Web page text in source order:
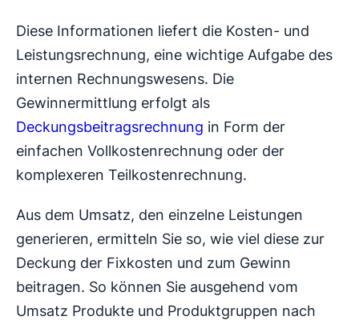
Diese Informationen liefert die Kosten- und
Leistungsrechnung, eine wichtige Aufgabe des
internen Rechnungswesens. Die
Gewinnermittlung erfolgt als
Deckungsbeitragsrechnung in Form der
einfachen Vollkostenrechnung oder der
komplexeren Teilkostenrechnung.
Aus dem Umsatz, den einzelne Leistungen
generieren, ermitteln Sie so, wie viel diese zur
Deckung der Fixkosten und zum Gewinn
beitragen. So können Sie ausgehend vom
Umsatz Produkte und Produktgruppen nach